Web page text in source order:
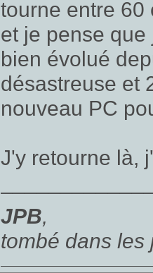
tourne entre 60
et je pense
bien évolué
désastreuse et
nouveau PC
J'y retourne là,
JPB,
tombé dans les